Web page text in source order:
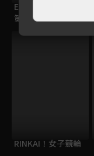
ELTV｜童話任意門
第一季
RINKAI！女子競輪